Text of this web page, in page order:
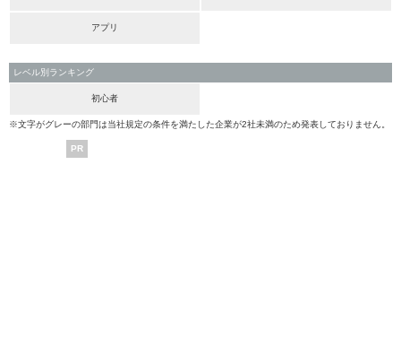
アプリ
レベル別ランキング
初心者
※文字がグレーの部門は当社規定の条件を満たした企業が2社未満のため発表しておりません。
PR